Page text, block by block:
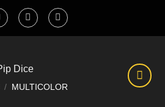
/ MULTICOLOR